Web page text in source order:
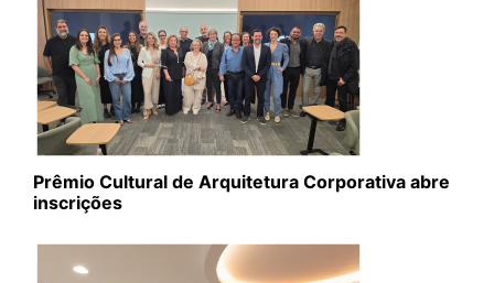
Prêmio Cultural de Arquitetura Corporativa abre
inscrições